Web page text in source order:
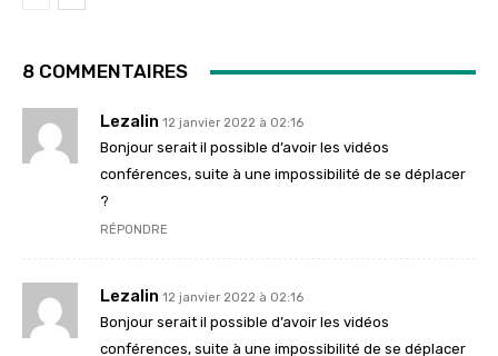
8 COMMENTAIRES
Lezalin 12 janvier 2022 à 02:16
Bonjour serait il possible d’avoir les vidéos
conférences, suite à une impossibilité de se déplacer
?
RÉPONDRE
Lezalin 12 janvier 2022 à 02:16
Bonjour serait il possible d’avoir les vidéos
conférences, suite à une impossibilité de se déplacer